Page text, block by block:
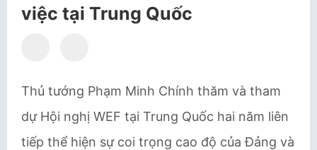
việc tại Trung Quốc
Thủ tướng Phạm Minh Chính thăm và tham
dự Hội nghị WEF tại Trung Quốc hai năm liên
tiếp thể hiện sự coi trọng cao độ của Đảng và